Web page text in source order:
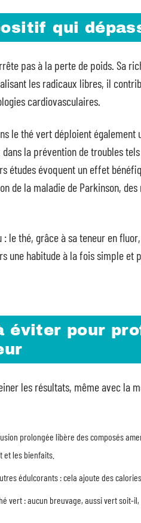
qui
pas à la perte de poids. Sa
les radicaux libres, il
cardiovasculaires.
le thé vert déploient
la prévention de troubles
études évoquent un effet
de la maladie de Parkinson,
: le thé, grâce à sa teneur en
une habitude à la fois simple et
éviter pour
les résultats, même avec la
prolongée libère des composés
les bienfaits.
édulcorants : cela ajoute des
vert : aucun breuvage, aussi vert soit-